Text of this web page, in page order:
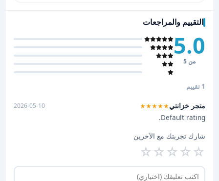
التقييم والمراجعات
5.0
من 5
1 تقييم
متجر خزانتي★★★★★
2026-05-10
Default rating.
شارك تجربتك مع الآخرين
☆
☆
☆
☆
☆